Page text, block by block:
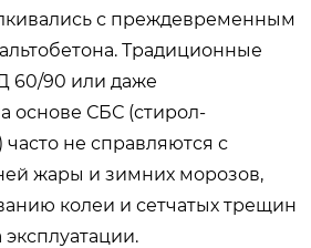
с преждевременным
Традиционные
60/90 или даже
основе СБС (стирол-
часто не справляются с
жары и зимних морозов,
колеи и сетчатых трещин
эксплуатации.